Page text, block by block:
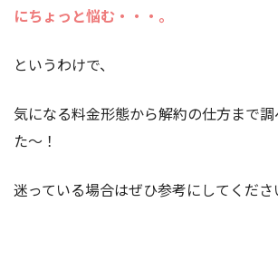
にちょっと悩む・・・。
というわけで、
気になる料金形態から解約の仕方まで調
た〜！
迷っている場合はぜひ参考にしてくださ